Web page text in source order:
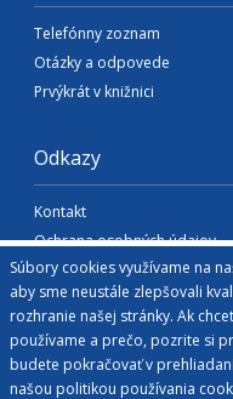
Telefónny zoznam
Otázky a odpovede
Prvýkrát v knižnici
Odkazy
Kontakt
Ochrana osobných údajov
Vyhlásenie o prístupnosti
sek@euba.sk
Preberanie textov, fotografií
povolením Slovenskej
© 1940 - 2026 Slovenská
Súbory cookies využívame na
aby sme neustále zlepšovali
rozhranie našej stránky. Ak
používame a prečo, pozrite si
budete pokračovať v
našou politikou používania